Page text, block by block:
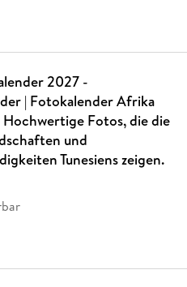
2027 -
| Fotokalender Afrika
Fotos, die die
und
Tunesiens zeigen.